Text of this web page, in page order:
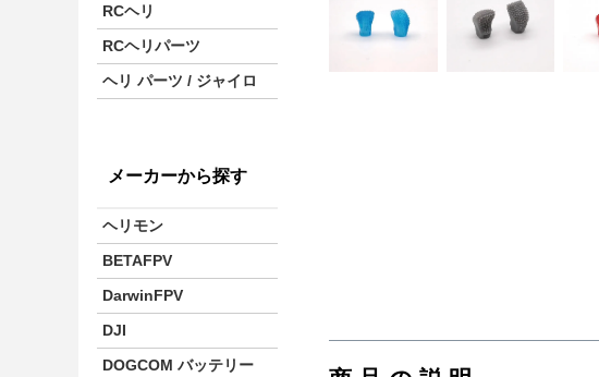
RCヘリ
RCヘリパーツ
ヘリ パーツ / ジャイロ
メーカーから探す
ヘリモン
BETAFPV
DarwinFPV
DJI
DOGCOM バッテリー